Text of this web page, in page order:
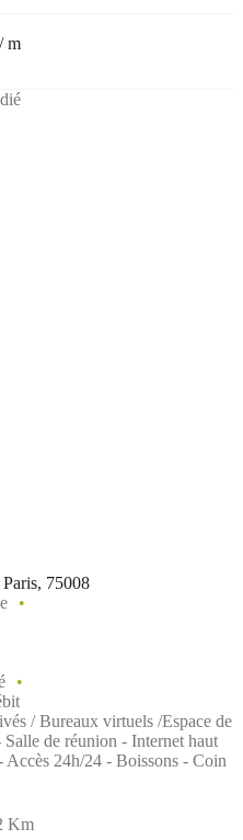
m
75008
/ Bureaux virtuels /Espace de
de réunion - Internet haut
Accès 24h/24 - Boissons - Coin
Km